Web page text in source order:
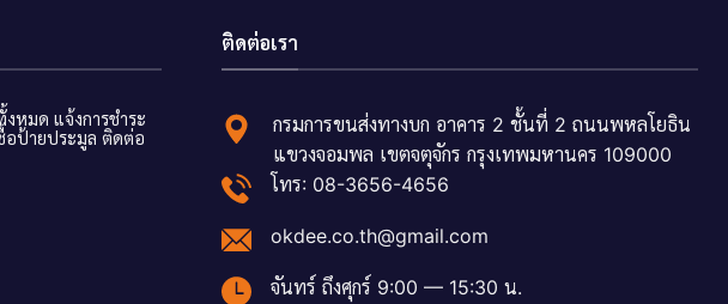
งหมด แจ้งการชำระ
อป้ายประมูล ติดต่อ
ติดต่อเรา
กรมการขนส่งทางบก อาคาร 2 ชั้นที่ 2 ถนนพหลโยธิน
แขวงจอมพล เขตจตุจักร กรุงเทพมหานคร 109000
โทร: 08-3656-4656
okdee.co.th@gmail.com
จันทร์ ถึงศุกร์ 9:00 — 15:30 น.